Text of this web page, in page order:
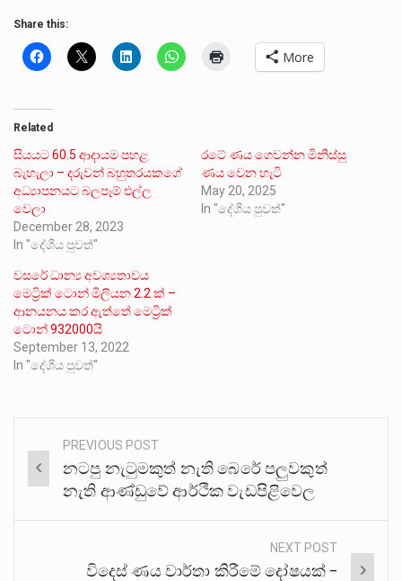
Share this:
More
Related
සියයට 60.5 ආදායම පහළ
බැහැලා – දරුවන් බහුතරයකගේ
අධ්‍යාපනයට බලපෑම් එල්ල
වෙලා
December 28, 2023
In "දේශීය පුවත්"
රටේ ණය ගෙවන්න මිනිස්සු
ණය වෙන හැටි
May 20, 2025
In "දේශීය පුවත්"
වසරේ ධාන්‍ය අවශ්‍යතාවය
මෙට්‍රික් ටොන් මිලියන 2.2 ක් –
ආනයනය කර ඇත්තේ මෙට්‍රික්
ටොන් 932000යි
September 13, 2022
In "දේශීය පුවත්"
Post
navigation
PREVIOUS POST
නටපු නැටුමකුත් නැති බෙරේ පලුවකුත්
නැති ආණ්ඩුවේ ආර්ථික වැඩපිළිවෙල
NEXT POST
විදෙස් ණය වාර්තා කිරීමේ දෝෂයක් –